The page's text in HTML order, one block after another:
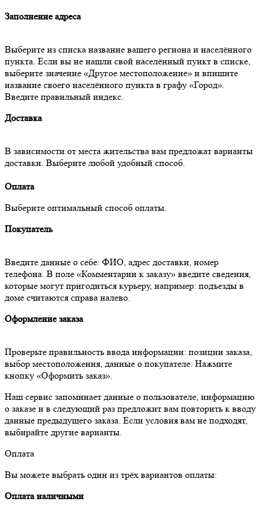
Заполнение адреса
Выберите из списка название вашего региона и населённого
пункта. Если вы не нашли свой населённый пункт в списке,
выберите значение «Другое местоположение» и впишите
название своего населённого пункта в графу «Город».
Введите правильный индекс.
Доставка
В зависимости от места жительства вам предложат варианты
доставки. Выберите любой удобный способ.
Оплата
Выберите оптимальный способ оплаты.
Покупатель
Введите данные о себе: ФИО, адрес доставки, номер
телефона. В поле «Комментарии к заказу» введите сведения,
которые могут пригодиться курьеру, например: подъезды в
доме считаются справа налево.
Оформление заказа
Проверьте правильность ввода информации: позиции заказа,
выбор местоположения, данные о покупателе. Нажмите
кнопку «Оформить заказ».
Наш сервис запоминает данные о пользователе, информацию
о заказе и в следующий раз предложит вам повторить к вводу
данные предыдущего заказа. Если условия вам не подходят,
выбирайте другие варианты.
Оплата
Вы можете выбрать один из трёх вариантов оплаты:
Оплата наличными